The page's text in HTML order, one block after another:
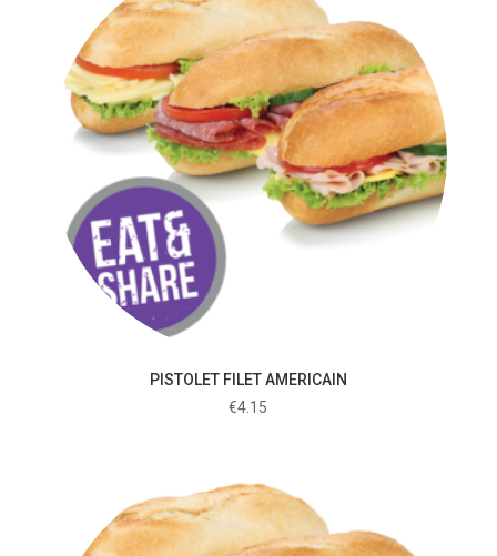
PISTOLET FILET AMERICAIN
€4.15